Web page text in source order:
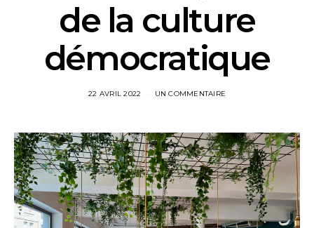
de la culture
démocratique
22 AVRIL 2022 UN COMMENTAIRE